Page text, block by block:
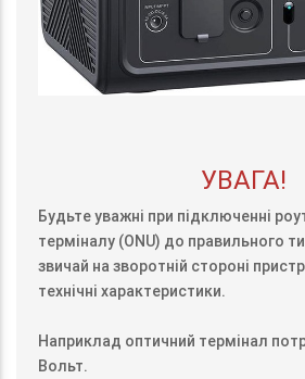
УВАГА!
Будьте уважні при підключенні
терміналу (ONU) до правильного
звичай на зворотній стороні
технічні характеристики.
Наприклад оптичний термінал
Вольт.